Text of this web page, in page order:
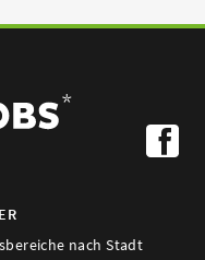
nach Stadt